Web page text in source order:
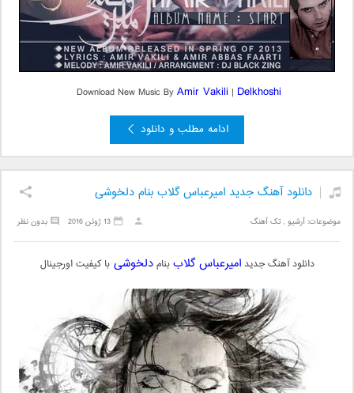
Download New Music ByAmir Vakili | Delkhoshi
ادامه مطلب و دانلود
دانلود آهنگ جدید امیرعباس گلاب بنام دلخوشی
موضوعات:آرشیو ,تک آهنگ بدون نظر 13 ژوئن 2016
دانلود آهنگ جدیدامیرعباس گلاببنامدلخوشیبا کیفیت اورجینال